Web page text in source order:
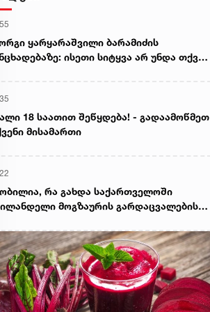
ყარყარაშვილი ბარამიძის
ისეთი სიტყვა არ უნდა თქვა,
წარმოაჩენს, შენი სიტყვები
და რუსული სააგენტოების მიერ
წაღებული და ყველა ქართველს
18 საათით შეწყდება! - გადაამოწმეთ
მისამართი
რა გახდა საქართველოში
მოგზაურის გარდაცვალების